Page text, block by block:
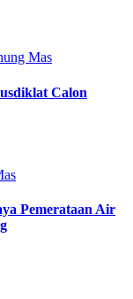
Mas
Calon
Pemerataan Air